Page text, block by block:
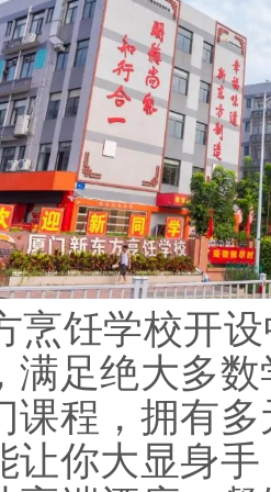
烹饪学校开
满足绝大多
课程，拥有
让你大显身